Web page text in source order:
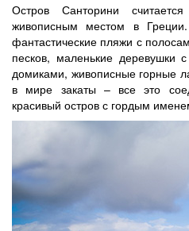
Остров Санторини
живописным местом в
фантастические пляжи с
песков, маленькие деревушки
домиками, живописные горные
в мире закаты – все это
красивый остров с гордым